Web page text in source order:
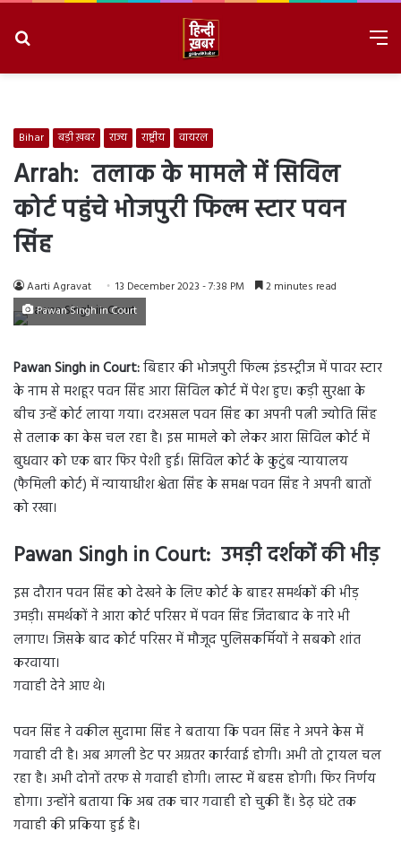
Bihar बड़ी ख़बर राज्य राष्ट्रीय वायरल
Arrah: तलाक के मामले में सिविल
कोर्ट पहुंचे भोजपुरी फिल्म स्टार पवन
सिंह
Aarti Agravat 13 December 2023 - 7:38 PM 2 minutes read
Pawan Singh in Court
Pawan Singh in Court:बिहार की भोजपुरी फिल्म इंडस्ट्रीज में पावर स्टार
के नाम से मशहूर पवन सिंह आरा सिविल कोर्ट में पेश हुए। कड़ी सुरक्षा के
बीच उन्हें कोर्ट लाया गया। दरअसल पवन सिंह का अपनी पत्नी ज्योति सिंह
से तलाक का केस चल रहा है। इस मामले को लेकर आरा सिविल कोर्ट में
बुधवार को एक बार फिर पेशी हुई। सिविल कोर्ट के कुटुंब न्यायालय
(फैमिली कोर्ट) में न्यायाधीश श्वेता सिंह के समक्ष पवन सिंह ने अपनी बातों
को रखा।
Pawan Singh in Court: उमड़ी दर्शकों की भीड़
इस दौरान पवन सिंह को देखने के लिए कोर्ट के बाहर समर्थकों की भीड़
उमड़ी। समर्थकों ने आरा कोर्ट परिसर में पवन सिंह जिंदाबाद के नारे भी
लगाए। जिसके बाद कोर्ट परिसर में मौजूद पुलिसकर्मियों ने सबको शांत
करवाया।
गवाही देने आए थे।
पवन सिंह ने वकील सुदामा सिंह ने बताया कि पवन सिंह ने अपने केस में
गवाही दी है। अब अगली डेट पर अग्रतर कार्रवाई होगी। अभी तो ट्रायल चल
रहा है। अभी दोनों तरफ से गवाही होगी। लास्ट में बहस होगी। फिर निर्णय
होगा। उन्होंने बताया कि अब तक चार गवाही हो चुकी हैं। डेढ़ घंटे तक
गवाही की प्रकिया हुई है।